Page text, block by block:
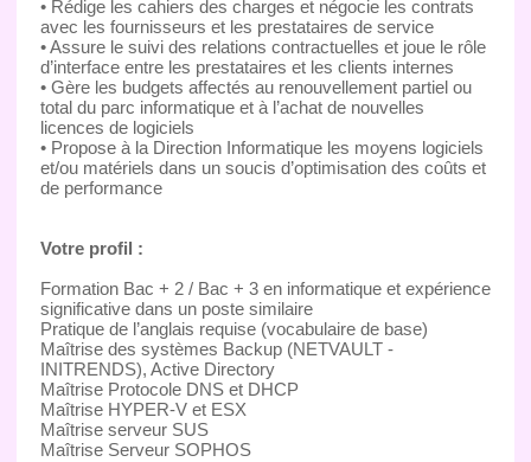
• Rédige les cahiers des charges et négocie les contrats
avec les fournisseurs et les prestataires de service
• Assure le suivi des relations contractuelles et joue le rôle
d’interface entre les prestataires et les clients internes
• Gère les budgets affectés au renouvellement partiel ou
total du parc informatique et à l’achat de nouvelles
licences de logiciels
• Propose à la Direction Informatique les moyens logiciels
et/ou matériels dans un soucis d’optimisation des coûts et
de performance
Votre profil :
Formation Bac + 2 / Bac + 3 en informatique et expérience
significative dans un poste similaire
Pratique de l’anglais requise (vocabulaire de base)
Maîtrise des systèmes Backup (NETVAULT -
INITRENDS), Active Directory
Maîtrise Protocole DNS et DHCP
Maîtrise HYPER-V et ESX
Maîtrise serveur SUS
Maîtrise Serveur SOPHOS